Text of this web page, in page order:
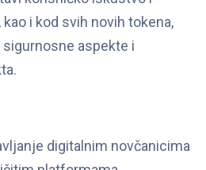
i kod svih novih tokena,
aspekte i
digitalnim novčanicima